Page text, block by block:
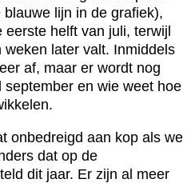
lijn in de grafiek),
helft van juli, terwijl
later valt. Inmiddels
af, maar er wordt nog
en wie weet hoe
onbedreigd aan kop als we
dat op de
dit jaar. Er zijn al meer